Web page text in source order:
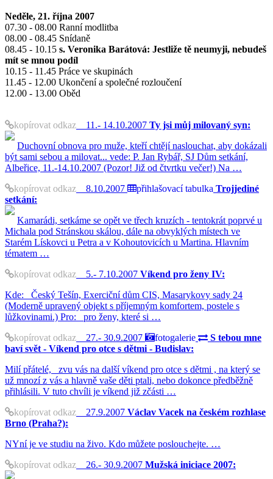
Neděle, 21. října 2007
07.30 - 08.00 Ranní modlitba
08.00 - 08.45 Snídaně
08.45 - 10.15 s. Veronika Barátová: Jestliže tě neumyji, nebudeš
mít se mnou podíl
10.15 - 11.45 Práce ve skupinách
11.45 - 12.00 Ukončení a společné rozloučení
12.00 - 13.00 Oběd
kopírovat odkaz 11.- 14.10.2007 Ty jsi můj milovaný syn:
Duchovní obnova pro muže, kteří chtějí naslouchat, aby dokázali
být sami sebou a milovat... vede: P. Jan Rybář, SJ Dům setkání,
Albeřice, 11.-14.10.2007 (Pozor! Již od čtvrtku večer!) Na …
kopírovat odkaz 8.10.2007 přihlašovací tabulka Trojjediné
setkání:
Kamarádi, setkáme se opět ve třech kruzích - tentokrát poprvé u
Michala pod Stránskou skálou, dále na obvyklých místech ve
Starém Lískovci u Petra a v Kohoutovicích u Martina. Hlavním
tématem …
kopírovat odkaz 5.- 7.10.2007 Víkend pro ženy IV:
Kde: Český Tešín, Exerciční dům CIS, Masarykovy sady 24
(Moderně upravený objekt s příjemným komfortem, postele s
lůžkovinami.) Pro: pro ženy, které si …
kopírovat odkaz 27.- 30.9.2007 fotogalerie
S tebou mne
baví svět - Víkend pro otce s dětmi - Budislav:
Milí přátelé, zvu vás na další víkend pro otce s dětmi , na který se
už mnozí z vás a hlavně vaše děti ptali, nebo dokonce předběžně
přihlásili. V tuto chvíli je víkend již zčásti …
kopírovat odkaz 27.9.2007 Václav Vacek na českém rozhlase
Brno (Praha?):
NYní je ve studiu na živo. Kdo můžete poslouchejte. …
kopírovat odkaz 26.- 30.9.2007 Mužská iniciace 2007: